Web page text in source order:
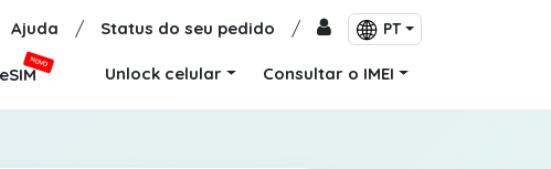
Ajuda / Status do seu pedido / PT
eSIM
NOVO
Unlock celular Consultar o IMEI